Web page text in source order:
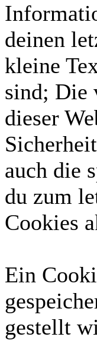
deinen
kleine
sind; Die
dieser
auch die
du zum
Cookies
Ein
gestellt